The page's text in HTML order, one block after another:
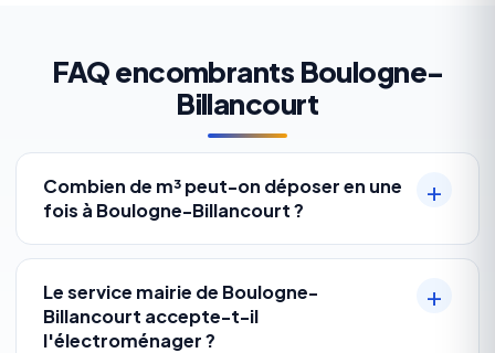
FAQ encombrants Boulogne-
Billancourt
Combien de m³ peut-on déposer en une
fois à Boulogne-Billancourt ?
Le service mairie de Boulogne-
Billancourt accepte-t-il
l'électroménager ?